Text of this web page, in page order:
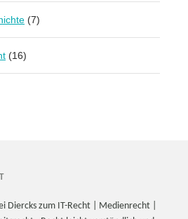
(7)
(16)
Diercks zum IT-Recht | Medienrecht |